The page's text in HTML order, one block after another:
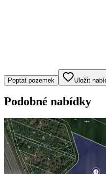
Klepněte nebo klikněte pro
Poptat pozemek Uložit
Podobné nabídky